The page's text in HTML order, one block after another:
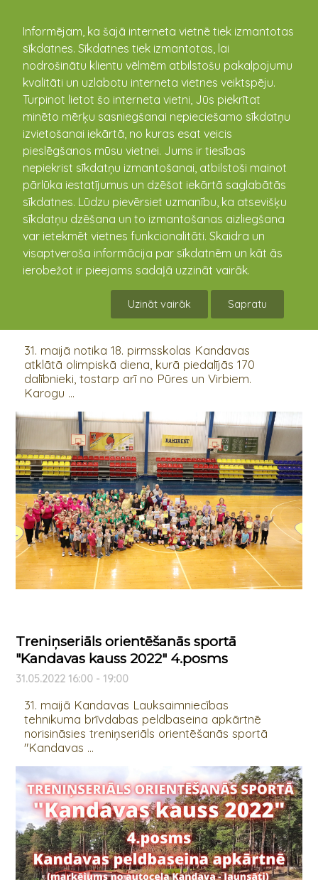
Informējam, ka šajā interneta vietnē tiek izmantotas
sīkdatnes. Sīkdatnes tiek izmantotas, lai
nodrošinātu klientu vēlmēm atbilstošu pakalpojumu
kvalitāti un uzlabotu interneta vietnes veiktspēju.
Turpinot lietot šo interneta vietni, Jūs piekrītat
minēto mērķu sasniegšanai nepieciešamo sīkdatņu
izvietošanai iekārtā, no kuras esat veicis
pieslēgšanos mūsu vietnei. Jums ir tiesības
nepiekrist sīkdatņu izmantošanai, atbilstoši mainot
pārlūka iestatījumus un dzēšot iekārtā saglabātās
sīkdatnes. Lūdzu pievērsiet uzmanību, ka atsevišķu
sīkdatņu dzēšana un to izmantošanas aizliegšana
var ietekmēt vietnes funkcionalitāti. Skaidra un
visaptveroša informācija par sīkdatnēm un kāt ās
ierobežot ir pieejams sadaļā uzzināt vairāk.
Uzināt vairāk Sapratu
kandava.lv
PASĀKUMU
KALENDĀRS
Kandavas 18.atklātā olimpiskā diena
pirmsskolas vecuma bērniem
31. maijā notika 18. pirmsskolas Kandavas
atklātā olimpiskā diena, kurā piedalījās 170
dalībnieki, tostarp arī no Pūres un Virbiem.
Karogu ...
Treniņseriāls orientēšanās sportā
"Kandavas kauss 2022" 4.posms
31.05.2022 16:00 - 19:00
31. maijā Kandavas Lauksaimniecības
tehnikuma brīvdabas peldbaseina apkārtnē
norisināsies treniņseriāls orientēšanās sportā
"Kandavas ...